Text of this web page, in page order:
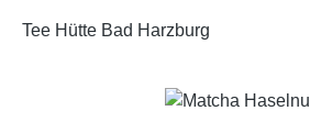
Tee Hütte Bad Harzburg
Bildergalerie überspringen